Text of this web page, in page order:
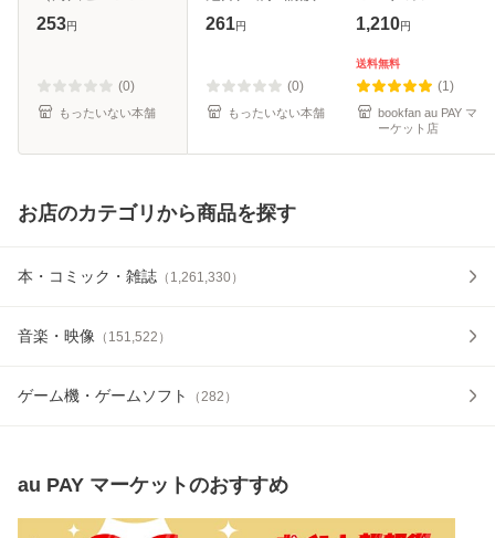
庫） / 駒崎 優 / 角
253円
(0)
もったいない本舗
[文庫]【メール便送
261円
(0)
もったいない本舗
1,210円
送料無料
(1)
bookfan au PAY マ
ーケット店
お店のカテゴリから商品を探す
本・コミック・雑誌 （ 1,261,330）
音楽・映像 （ 151,522 ）
ゲーム機・ゲームソフト （282 ）
au PAY マーケットのおすすめ